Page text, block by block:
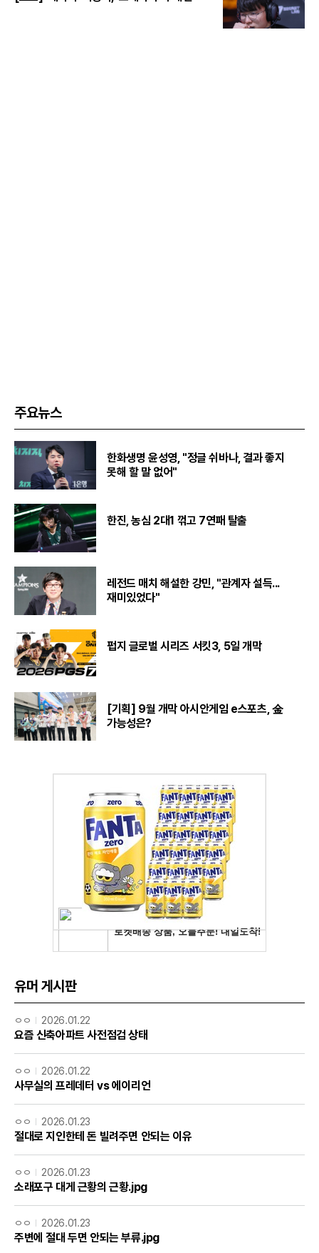
주요뉴스
한화생명 윤성영, "정글 쉬바나, 결과 좋지
못해 할 말 없어"
한진, 농심 2대1 꺾고 7연패 탈출
레전드 매치 해설한 강민, "관계자 설득...
재미있었다"
펍지 글로벌 시리즈 서킷3, 5일 개막
[기획] 9월 개막 아시안게임 e스포츠, 金
가능성은?
유머 게시판
ㅇㅇ 2026.01.22
요즘 신축아파트 사전점검 상태
ㅇㅇ 2026.01.22
사무실의 프레데터 vs 에이리언
ㅇㅇ 2026.01.23
절대로 지인한테 돈 빌려주면 안되는 이유
ㅇㅇ 2026.01.23
소래포구 대게 근황의 근황.jpg
ㅇㅇ 2026.01.23
주변에 절대 두면 안되는 부류.jpg